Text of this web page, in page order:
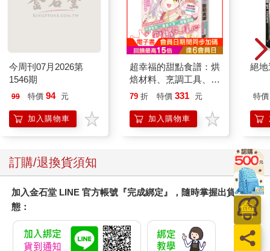
今周刊07月2026第
1546期
99 特價 94 元
加入購物車
超幸福的甜點食譜：烘
焙材料、烹調工具、可
愛配色【閃亮女孩6】
79 折 特價 331 元
加入購物車
絕
特價
訂購/退換貨須知
加入金石堂 LINE 官方帳號『完成綁定』，隨時掌握出貨動
態：
員